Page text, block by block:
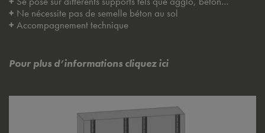
+ Ne nécessite pas de semelle béton au sol
+ Accompagnement technique
Pour plus d’informations cliquez ici